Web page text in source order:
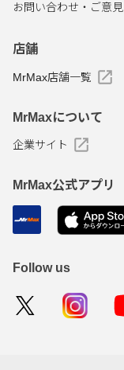
お問い合わせ・ご意見
店舗
MrMax店舗一覧
MrMaxについて
企業サイト
MrMax公式アプリ
Follow us